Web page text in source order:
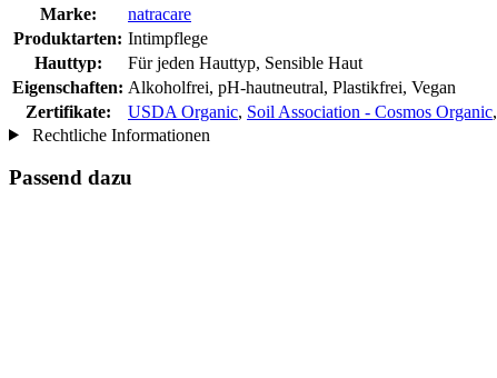
Marke:
natracare
Produktarten: Intimpflege
Hauttyp:
Für jeden Hauttyp, Sensible Haut
Eigenschaften: Alkoholfrei, pH-hautneutral, Plastikfrei, Vegan
Zertifikate:
USDA Organic, Soil Association - Cosmos Organic,
Rechtliche Informationen
Passend dazu